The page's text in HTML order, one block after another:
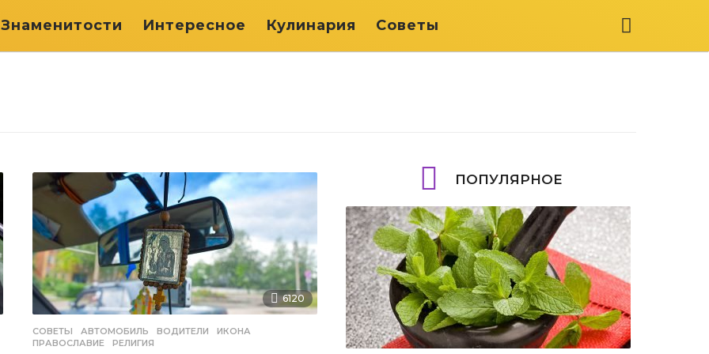
Знаменитости Интересное Кулинария Советы
6120
СОВЕТЫ АВТОМОБИЛЬ ,ВОДИТЕЛИ ,ИКОНА
ПРАВОСЛАВИЕ
,РЕЛИГИЯ
ПОПУЛЯРНОЕ